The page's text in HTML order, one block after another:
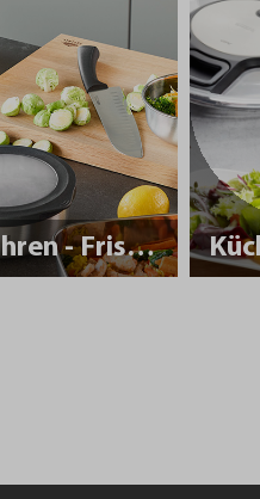
Aufbewahren - Frisch halten